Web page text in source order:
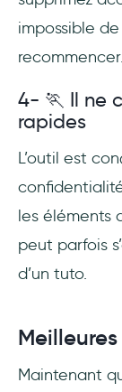
impossible
recommencer.
4- 🏃 Il ne
rapides
L’outil est
les éléments
peut parfois
d’un tuto.
Maintenant